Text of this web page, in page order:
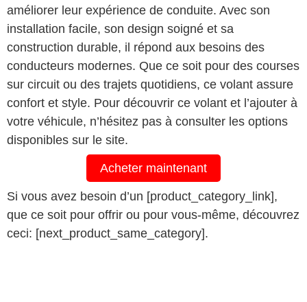
améliorer leur expérience de conduite. Avec son
installation facile, son design soigné et sa
construction durable, il répond aux besoins des
conducteurs modernes. Que ce soit pour des courses
sur circuit ou des trajets quotidiens, ce volant assure
confort et style. Pour découvrir ce volant et l’ajouter à
votre véhicule, n’hésitez pas à consulter les options
disponibles sur le site.
Acheter maintenant
Si vous avez besoin d’un [product_category_link],
que ce soit pour offrir ou pour vous-même, découvrez
ceci: [next_product_same_category].